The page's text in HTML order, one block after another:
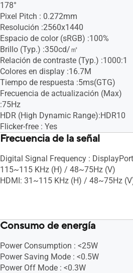
178°
Pixel Pitch : 0.272mm
Resolución :2560x1440
Espacio de color (sRGB) :100%
Brillo (Typ.) :350cd/㎡
Relación de contraste (Typ.) :1000:1
Colores en display :16.7M
Tiempo de respuesta :5ms(GTG)
Frecuencia de actualización (Max)
:75Hz
HDR (High Dynamic Range):HDR10
Flicker-free : Yes
Frecuencia de la señal
Digital Signal Frequency :
115~115 KHz (H) / 48~75Hz (V)
HDMI: 31~115 KHz (H) / 48~75Hz
Consumo de energía
Power Consumption : <25W
Power Saving Mode : <0.5W
Power Off Mode : <0.3W